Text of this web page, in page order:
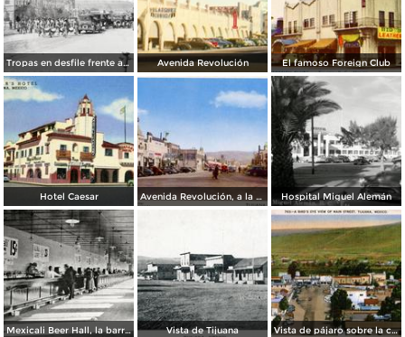
Tropas en desfile frente al Palacio Federal Avenida Revolución El famoso Foreign Club
Hotel Caesar Avenida Revolución, a la entrada Hospital Miguel Alemán
Mexicali Beer Hall, la barra más grande del mundo Vista de Tijuana Vista de pájaro sobre la calle principal de Tijuana